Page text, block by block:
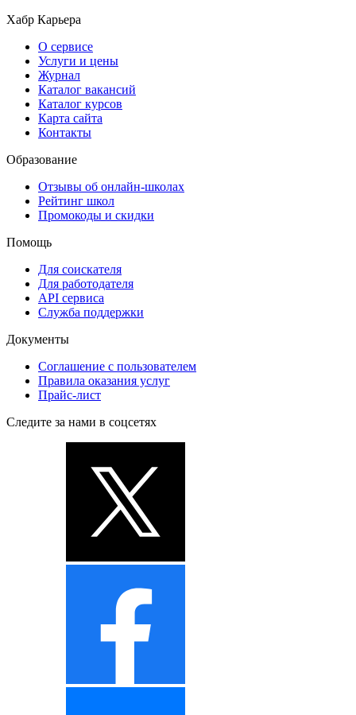
Хабр Карьера
О сервисе
Услуги и цены
Журнал
Каталог вакансий
Каталог курсов
Карта сайта
Контакты
Образование
Отзывы об онлайн-школах
Рейтинг школ
Промокоды и скидки
Помощь
Для соискателя
Для работодателя
API сервиса
Служба поддержки
Документы
Соглашение с пользователем
Правила оказания услуг
Прайс-лист
Следите за нами в соцсетях